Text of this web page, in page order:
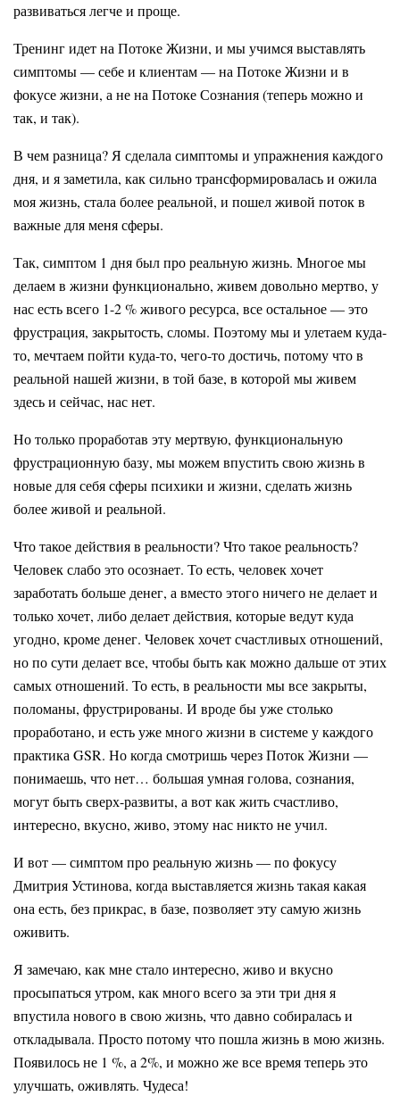
развиваться легче и проще.
Тренинг идет на Потоке Жизни, и мы учимся выставлять
симптомы — себе и клиентам — на Потоке Жизни и в
фокусе жизни, а не на Потоке Сознания (теперь можно и
так, и так).
В чем разница? Я сделала симптомы и упражнения каждого
дня, и я заметила, как сильно трансформировалась и ожила
моя жизнь, стала более реальной, и пошел живой поток в
важные для меня сферы.
Так, симптом 1 дня был про реальную жизнь. Многое мы
делаем в жизни функционально, живем довольно мертво, у
нас есть всего 1-2 % живого ресурса, все остальное — это
фрустрация, закрытость, сломы. Поэтому мы и улетаем куда-
то, мечтаем пойти куда-то, чего-то достичь, потому что в
реальной нашей жизни, в той базе, в которой мы живем
здесь и сейчас, нас нет.
Но только проработав эту мертвую, функциональную
фрустрационную базу, мы можем впустить свою жизнь в
новые для себя сферы психики и жизни, сделать жизнь
более живой и реальной.
Что такое действия в реальности? Что такое реальность?
Человек слабо это осознает. То есть, человек хочет
заработать больше денег, а вместо этого ничего не делает и
только хочет, либо делает действия, которые ведут куда
угодно, кроме денег. Человек хочет счастливых отношений,
но по сути делает все, чтобы быть как можно дальше от этих
самых отношений. То есть, в реальности мы все закрыты,
поломаны, фрустрированы. И вроде бы уже столько
проработано, и есть уже много жизни в системе у каждого
практика GSR. Но когда смотришь через Поток Жизни —
понимаешь, что нет… большая умная голова, сознания,
могут быть сверх-развиты, а вот как жить счастливо,
интересно, вкусно, живо, этому нас никто не учил.
И вот — симптом про реальную жизнь — по фокусу
Дмитрия Устинова, когда выставляется жизнь такая какая
она есть, без прикрас, в базе, позволяет эту самую жизнь
оживить.
Я замечаю, как мне стало интересно, живо и вкусно
просыпаться утром, как много всего за эти три дня я
впустила нового в свою жизнь, что давно собиралась и
откладывала. Просто потому что пошла жизнь в мою жизнь.
Появилось не 1 %, а 2%, и можно же все время теперь это
улучшать, оживлять. Чудеса!